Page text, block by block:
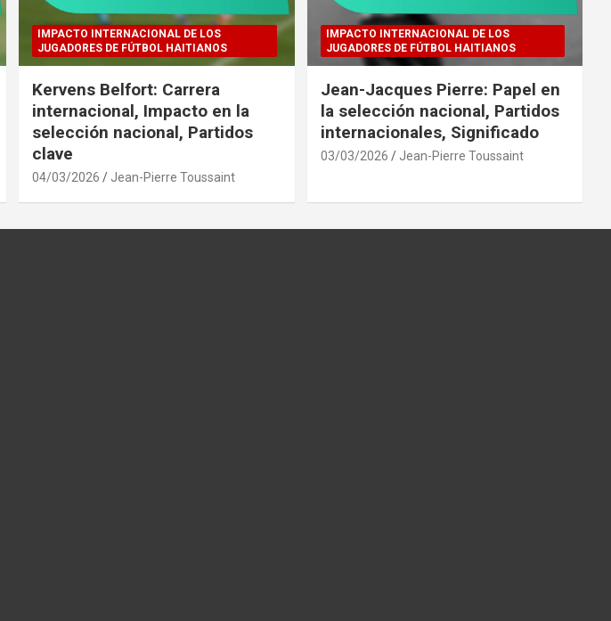
IMPACTO INTERNACIONAL DE LOS
JUGADORES DE FÚTBOL HAITIANOS
Kervens Belfort: Carrera
internacional, Impacto en la
selección nacional, Partidos
clave
04/03/2026 Jean-Pierre Toussaint
IMPACTO INTERNACIONAL DE LOS
JUGADORES DE FÚTBOL HAITIANOS
Jean-Jacques Pierre: Papel en
la selección nacional, Partidos
internacionales, Significado
03/03/2026 Jean-Pierre Toussaint